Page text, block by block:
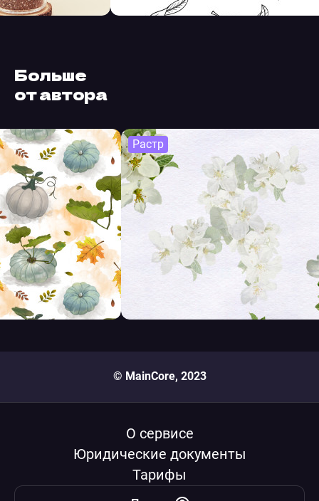
Больше
от автора
Растр
© MainCore, 2023
О сервисе
Юридические документы
Тарифы